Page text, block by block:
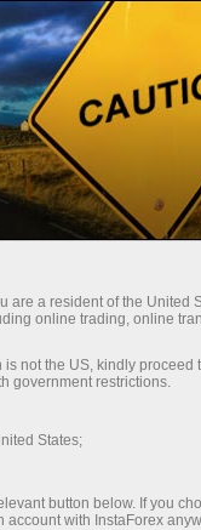
negociação
Campanhas
are a resident of the United
online trading, online
not the US, kindly proceed
government restrictions.
States;
button below. If you
with InstaForex